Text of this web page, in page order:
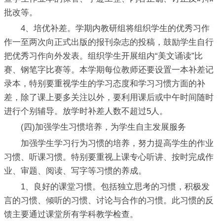
批改等。
4、培优补差。学期内教研组将组织学生的优秀习作
作一至两次向正式出版的报刊杂志的投稿，鼓励学生自行
把优秀习作向外发表。组织学生开展组内“美文诵读”比
赛、钢笔字比赛等。本学期每位教师还要设置一本补差记
录本，特别要重视学生的学习态度和学习习惯方面的补
差，除了课上要多关注以外，要利用课后或中午时间随时
进行个别辅导。放学时补差人数不超过5人。
(四)加强学生习惯培养，为学生自主发展服务
加强学生学习行为习惯的培养，努力提高学生的作业
习惯、听课习惯。特别要重视上课专心听讲、按时完成作
业、审题、阅读、写字等习惯的养成。
1、良好的课堂习惯。包括独立思考的习惯，积极发
言的习惯、倾听的习惯、讨论与合作的习惯。此习惯的反
馈主要通过课堂所有学科教学检查。